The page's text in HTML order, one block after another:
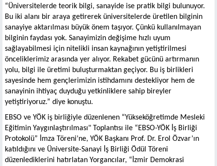
“Üniversitelerde teorik bilgi, sanayide ise pratik bilgi bulunuyor.
Bu iki alanı bir araya getirerek üniversitelerde üretilen bilginin
sanayiye aktarılması büyük önem taşıyor. Çünkü kullanılmayan
bilginin faydası yok. Sanayimizin değişime hızlı uyum
sağlayabilmesi için nitelikli insan kaynağının yetiştirilmesi
önceliklerimiz arasında yer alıyor. Rekabet gücünü artırmanın
yolu, bilgi ile üretimi buluşturmaktan geçiyor. Bu iş birlikleri
sayesinde hem gençlerimizin istihdamını destekliyor hem de
sanayinin ihtiyaç duyduğu yetkinliklere sahip bireyler
yetiştiriyoruz.” diye konuştu.
EBSO ve YÖK iş birliğiyle düzenlenen “Yükseköğretimde Mesleki
Eğitimin Yaygınlaştırılması" Toplantısı ile “EBSO-YÖK İş Birliği
Protokolü” İmza Töreni’ne, YÖK Başkanı Prof. Dr. Erol Özvar’ın
katıldığını ve Üniversite-Sanayi İş Birliği Ödül Töreni
düzenlediklerini hatırlatan Yorgancılar, “İzmir Demokrasi